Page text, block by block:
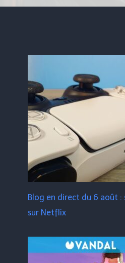
Blog en direct du 6 août :
sur Netflix